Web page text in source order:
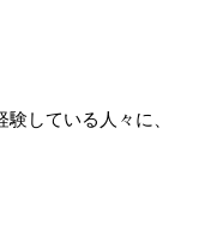
している人々に、